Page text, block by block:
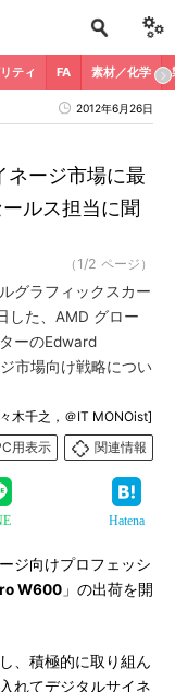
ティ FA 素材／化学
2012年6月26日
ネージ市場に最
ルス担当に聞
（1/2 ページ）
グラフィックスカー
した、AMD グロー
ーのEdward
市場向け戦略につい
木千之，＠IT MONOist]
用表示
関連情報
Hatena
ジ向けプロフェッシ
W600 」の出荷を開
、積極的に取り組ん
れてデジタルサイネ